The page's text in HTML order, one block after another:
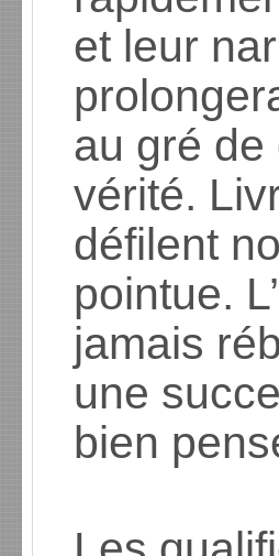
et leur
au gré
vérité.
défilent
pointue.
jamais
une
bien